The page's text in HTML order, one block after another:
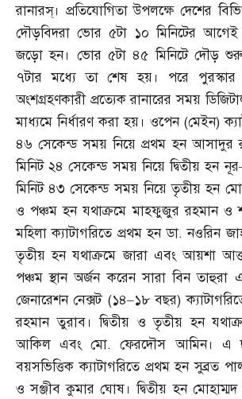
রানারস্‌। প্রতিযোগিতা উপলক্ষে দেশের
দৌড়বিদরা ভোর ৫টা ১০ মিনিটের
জড়ো হন। ভোর ৫টা ৪৫ মিনিটে দৌড়
৭টার মধ্যে তা শেষ হয়। পরে
অংশগ্রহণকারী প্রত্যেক রানারের সময়
মাধ্যমে নির্ধারণ করা হয়। ওপেন (মেইন)
৪৬ সেকেন্ড সময় নিয়ে প্রথম হন আসাদুর
মিনিট ২৪ সেকেন্ড সময় নিয়ে দ্বিতীয় হন নূর
মিনিট ৪৩ সেকেন্ড সময় নিয়ে তৃতীয় হন
ও পঞ্চম হন যথাক্রমে মাহফুজুর রহমান ও
মহিলা ক্যাটাগরিতে প্রথম হন ডা.নওরিন
তৃতীয় হন যথাক্রমে জারা এবং আয়শা
পঞ্চম স্থান অর্জন করেন সারা বিন তাহুরা
জেনারেশন নেক্সট (১৪–১৮ বছর)
রহমান তুরাব। দ্বিতীয় ও তৃতীয় হন
আকিল এবং মো.ফেরদৌস আমিন। এ
বয়সভিত্তিক ক্যাটাগরিতে প্রথম হন সুব্রত
ও সঞ্জীব কুমার ঘোষ। দ্বিতীয় হন মোহাম্মদ